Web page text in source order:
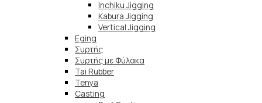
Inchiku Jigging
Kabura Jigging
Vertical Jigging
Eging
Συρτής
Συρτής με Φύλακα
Tai Rubber
Tenya
Casting